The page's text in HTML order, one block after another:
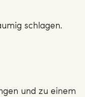
schlagen.
und zu einem